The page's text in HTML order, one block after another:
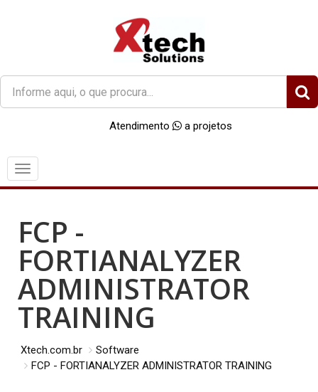
O
que
você
Atendimento a projetos
Menu
FCP -
FORTIANALYZER
ADMINISTRATOR
TRAINING
Xtech.com.br
Software
FCP - FORTIANALYZER ADMINISTRATOR TRAINING